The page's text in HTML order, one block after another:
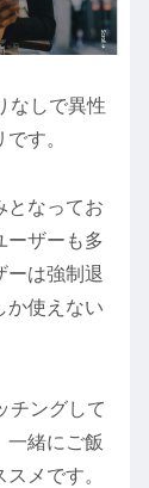
なしで異性
す。
となってお
ーザーも多
ーは強制退
か使えない
チングして
一緒にご飯
メです。